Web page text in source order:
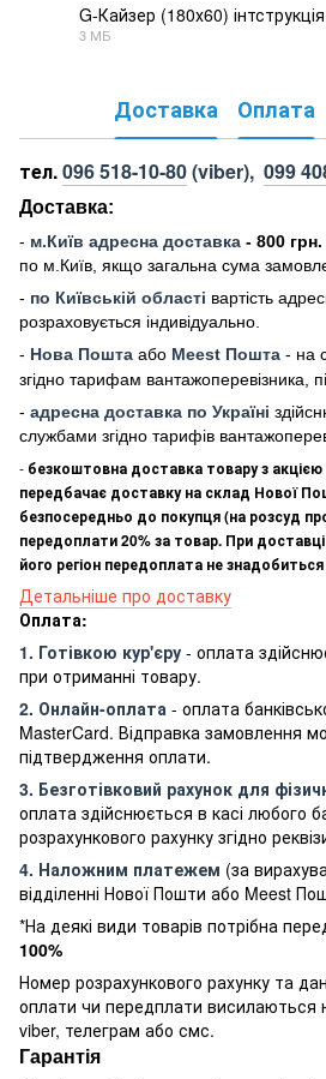
G-Кайзер (180х60) інтструкція
3 МБ
Доставка Оплата
тел.096 518-10-80(viber), 099
Доставка:
- м.Київ адресна доставка - 800 грн.
по м.Київ, якщо загальна сума
- по Київській області вартість
розраховується індивідуально.
- Нова Пошта або Meest Пошта - на
згідно тарифам вантажоперевізника,
- адресна доставка по Україні
службами згідно тарифів
- безкоштовна доставка товару з
передбачає доставку на склад Нової
безпосередньо до покупця (на розсуд
передоплати 20% за товар. При
його регіон передоплата не
Детальніше про доставку
Оплата:
1. Готівкою кур'єру - оплата
при отриманні товару.
2. Онлайн-оплата - оплата
MasterCard. Відправка замовлення
підтвердження оплати.
3. Безготівковий рахунок для
оплата здійснюється в касі любого
розрахункового рахунку згідно
4. Наложним платежем (за
відділенні Нової Пошти або Meest
*На деякі види товарів потрібна
100%
Номер розрахункового рахунку та
оплати чи передплати висилаються
viber, телеграм або смс.
Гарантія